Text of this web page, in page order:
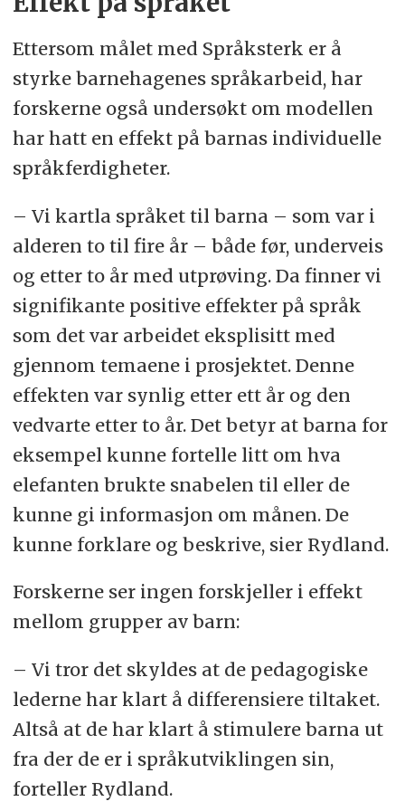
Ettersom målet med Språksterk er å
styrke barnehagenes språkarbeid, har
forskerne også undersøkt om modellen
har hatt en effekt på barnas individuelle
språkferdigheter.
– Vi kartla språket til barna – som var i
alderen to til fire år – både før, underveis
og etter to år med utprøving. Da finner vi
signifikante positive effekter på språk
som det var arbeidet eksplisitt med
gjennom temaene i prosjektet. Denne
effekten var synlig etter ett år og den
vedvarte etter to år. Det betyr at barna for
eksempel kunne fortelle litt om hva
elefanten brukte snabelen til eller de
kunne gi informasjon om månen. De
kunne forklare og beskrive, sier Rydland.
Forskerne ser ingen forskjeller i effekt
mellom grupper av barn:
– Vi tror det skyldes at de pedagogiske
lederne har klart å differensiere tiltaket.
Altså at de har klart å stimulere barna ut
fra der de er i språkutviklingen sin,
forteller Rydland.